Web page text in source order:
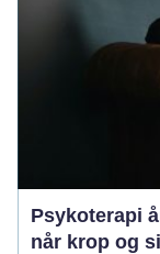
Psykoterapi
når krop og